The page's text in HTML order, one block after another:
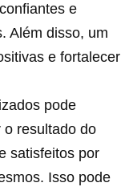
e
Além disso, um
e fortalecer
pode
o resultado do
satisfeitos por
Isso pode